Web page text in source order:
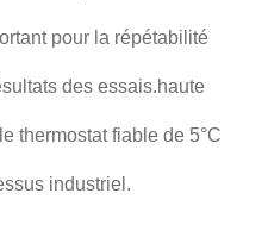
pour la répétabilité
des essais.haute
thermostat fiable de 5°C
industriel.